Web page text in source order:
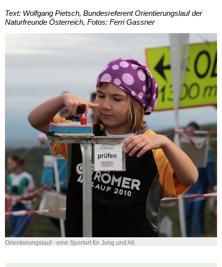
Text: Wolfgang Pietsch, Bundesreferent Orientierungslauf der
Naturfreunde Österreich, Fotos: Ferri Gassner
Orientierungslauf - eine Sportart für Jung und Alt